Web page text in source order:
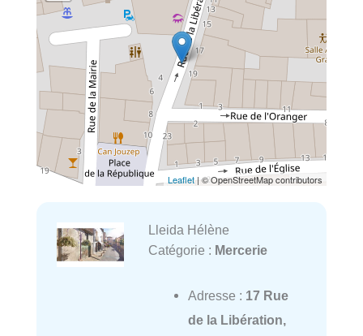
Leaflet| © OpenStreetMap contributors
Lleida Hélène
Catégorie : Mercerie
Adresse : 17 Rue
de la Libération,